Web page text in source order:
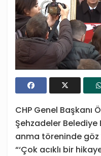
CHP Genel Başkanı
Şehzadeler Belediye
anma töreninde göz
“‘Çok acıklı bir